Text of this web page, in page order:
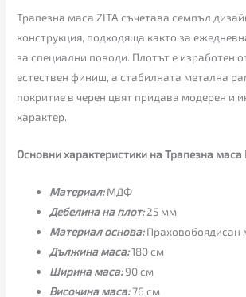
Трапезна маса ZITA съчетава семпъл
конструкция, подходяща както за
за специални поводи. Плотът е изработен
естествен финиш, а стабилната метална
покритие в черен цвят придава модерен и
характер.
Основни характеристики на Трапезна маса
Материал: МДФ
Дебелина на плот:25 мм
Материал основа:Праховобоядисан
Дължина маса:180 см
Ширина маса:90 см
Височина маса:76 см